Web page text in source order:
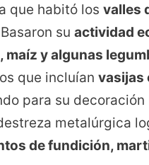
que habitó los valles
Basaron su actividad
maíz y algunas
que incluían vasijas
para su decoración
metalúrgica
de fundición,